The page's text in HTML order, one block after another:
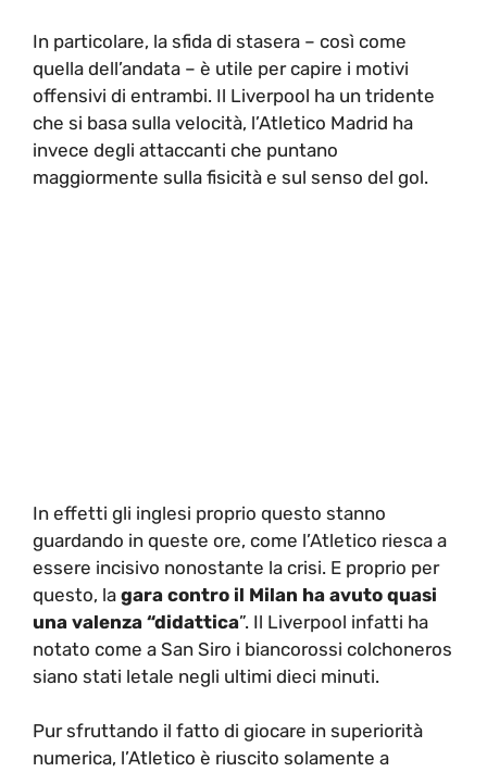
In particolare, la sfida di stasera – così come
quella dell’andata – è utile per capire i motivi
offensivi di entrambi. Il Liverpool ha un tridente
che si basa sulla velocità, l’Atletico Madrid ha
invece degli attaccanti che puntano
maggiormente sulla fisicità e sul senso del gol.
In effetti gli inglesi proprio questo stanno
guardando in queste ore, come l’Atletico riesca a
essere incisivo nonostante la crisi. E proprio per
questo, la gara contro il Milan ha avuto quasi
una valenza “didattica”. Il Liverpool infatti ha
notato come a San Siro i biancorossi colchoneros
siano stati letale negli ultimi dieci minuti.
Pur sfruttando il fatto di giocare in superiorità
numerica, l’Atletico è riuscito solamente a